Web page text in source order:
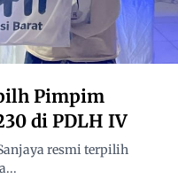
Pimpim
di PDLH IV
resmi terpilih